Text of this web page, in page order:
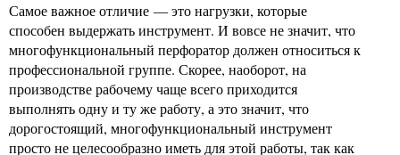
Самое важное отличие — это нагрузки, которые
способен выдержать инструмент. И вовсе не значит, что
многофункциональный перфоратор должен относиться к
профессиональной группе. Скорее, наоборот, на
производстве рабочему чаще всего приходится
выполнять одну и ту же работу, а это значит, что
дорогостоящий, многофункциональный инструмент
просто не целесообразно иметь для этой работы, так как